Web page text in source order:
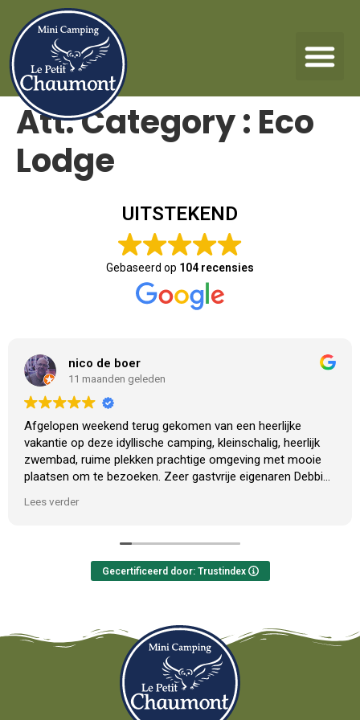
Att. Category : Eco
Lodge
UITSTEKEND
Gebaseerd op 104 recensies
nico de boer
11 maanden geleden
Afgelopen weekend terug gekomen van een heerlijke
vakantie op deze idyllische camping, kleinschalig, heerlijk
zwembad, ruime plekken prachtige omgeving met mooie
plaatsen om te bezoeken. Zeer gastvrije eigenaren Debbie
Er komen regelmatig mensen langs die op doorreis zijn ,
camping en eigenaren verdienen meer .
Het is een fijne plek ( ook later in het seizoen) om tot rust
te komen. Klein maar fijn met alle voorzieningen ruim
Lees verder
Gecertificeerd door: Trustindex